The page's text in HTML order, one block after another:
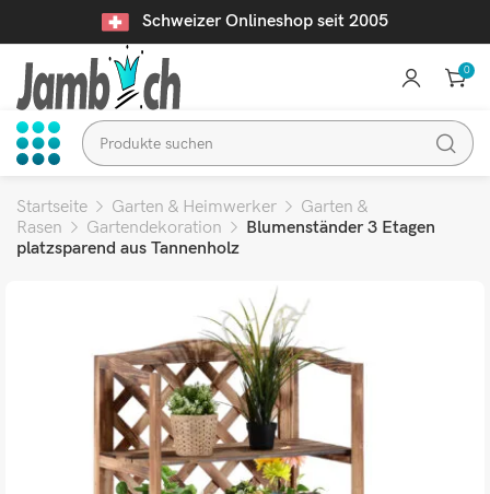
Schweizer Onlineshop seit 2005
0
Startseite Garten & Heimwerker
Garten &
Rasen
Gartendekoration
Blumenständer 3 Etagen
platzsparend aus Tannenholz